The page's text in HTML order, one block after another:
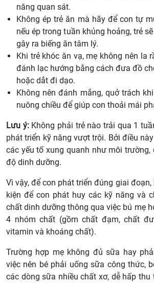
năng quan sát.
Không ép trẻ ăn mà hãy để con tự
nếu ép trong tuần khủng hoảng, trẻ
gây ra biếng ăn tâm lý.
Khi trẻ khóc ăn vạ, mẹ không nên la
đánh lạc hướng bằng cách đưa đồ
hoặc dắt đi dạo.
Không nên đánh mắng, quở trách
nuông chiều để giúp con thoải mái
Lưu ý:Không phải trẻ nào trải qua 1
phát triển kỹ năng vượt trội. Bởi điều
các yếu tố xung quanh như môi trường,
độ dinh dưỡng.
Vì vậy, để con phát triển đúng giai
kiện để con phát huy các kỹ năng và
chất dinh dưỡng thông qua việc bú mẹ
4 nhóm chất (gồm chất đạm, chất
vitamin và khoáng chất).
Trường hợp mẹ không đủ sữa hay
việc nên bé phải uống sữa công thức,
các dòng sữa nhiều chất xơ, dễ hấp thu